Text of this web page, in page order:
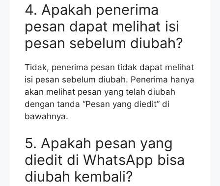
4. Apakah penerima
pesan dapat melihat isi
pesan sebelum diubah?
Tidak, penerima pesan tidak dapat melihat
isi pesan sebelum diubah. Penerima hanya
akan melihat pesan yang telah diubah
dengan tanda “Pesan yang diedit” di
bawahnya.
5. Apakah pesan yang
diedit di WhatsApp bisa
diubah kembali?